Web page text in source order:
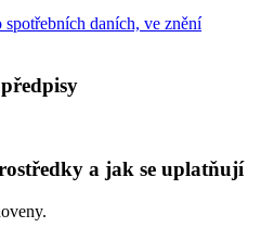
daních, ve znění
a jak se uplatňují